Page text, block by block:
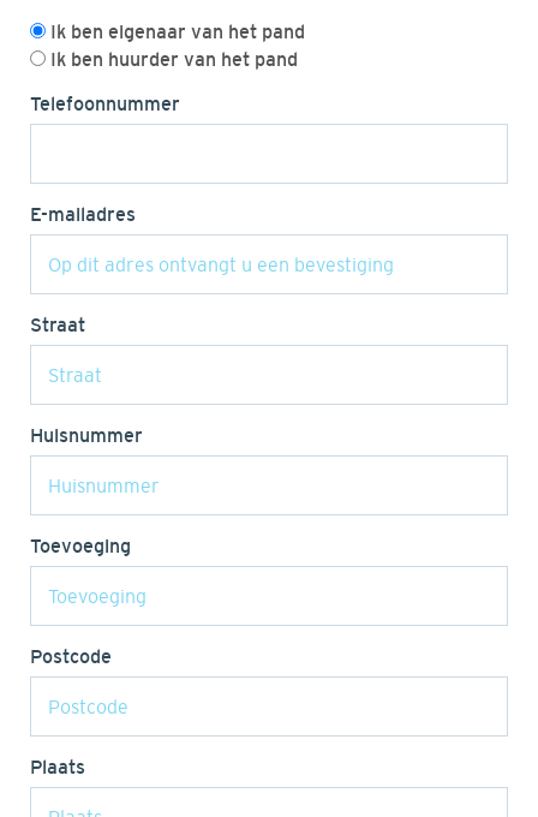
Ik ben eigenaar van het pand
Ik ben huurder van het pand
Telefoonnummer
E-mailadres
Straat
Huisnummer
Toevoeging
Postcode
Plaats